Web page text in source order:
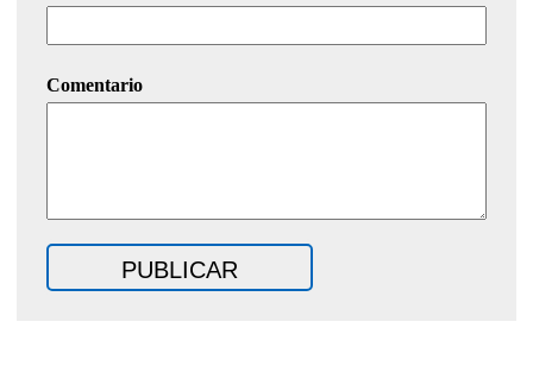
Comentario